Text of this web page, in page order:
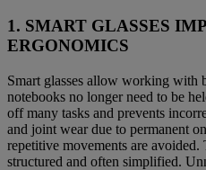
1. SMART GLASSES
ERGONOMICS
Smart glasses allow working with
notebooks no longer need to be
off many tasks and prevents
and joint wear due to permanent
repetitive movements are
structured and often simplified.